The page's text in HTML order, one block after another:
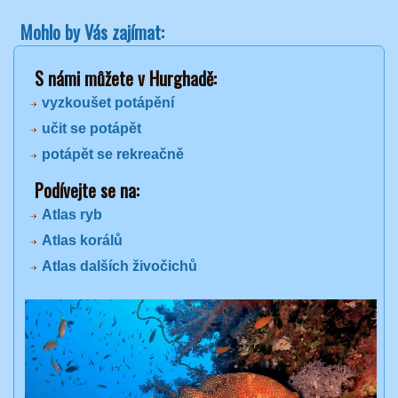
Mohlo by Vás zajímat:
S námi můžete v Hurghadě:
vyzkoušet potápění
učit se potápět
potápět se rekreačně
Podívejte se na:
Atlas ryb
Atlas korálů
Atlas dalších živočichů